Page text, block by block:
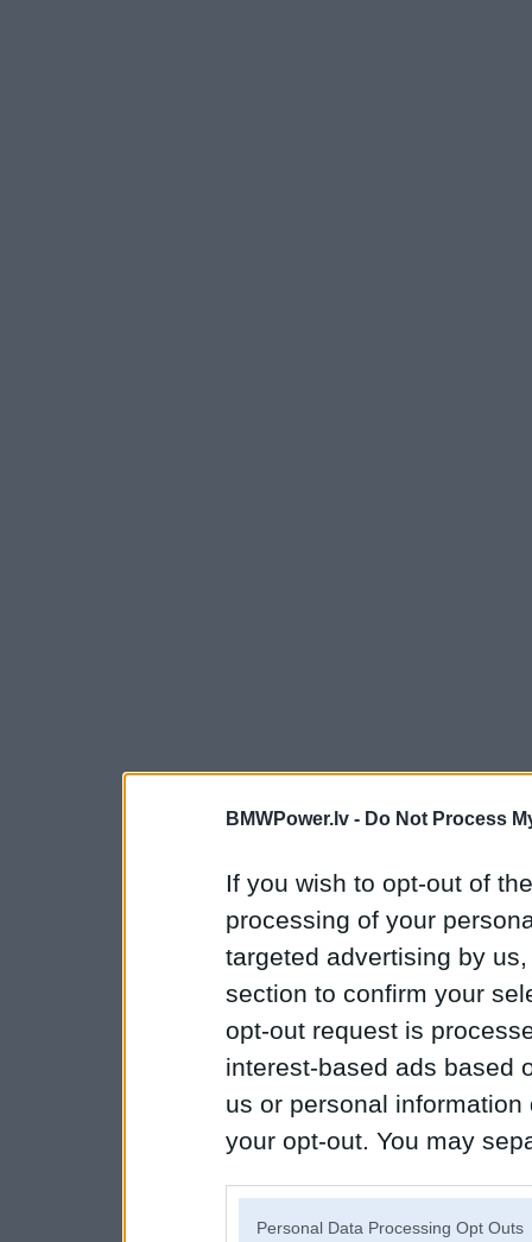
BMWPower.lv - Do Not Process
If you wish to opt-out of
processing of your
targeted advertising by
section to confirm your
opt-out request is
interest-based ads based
us or personal
your opt-out. You may
Personal Data Processing Opt Outs